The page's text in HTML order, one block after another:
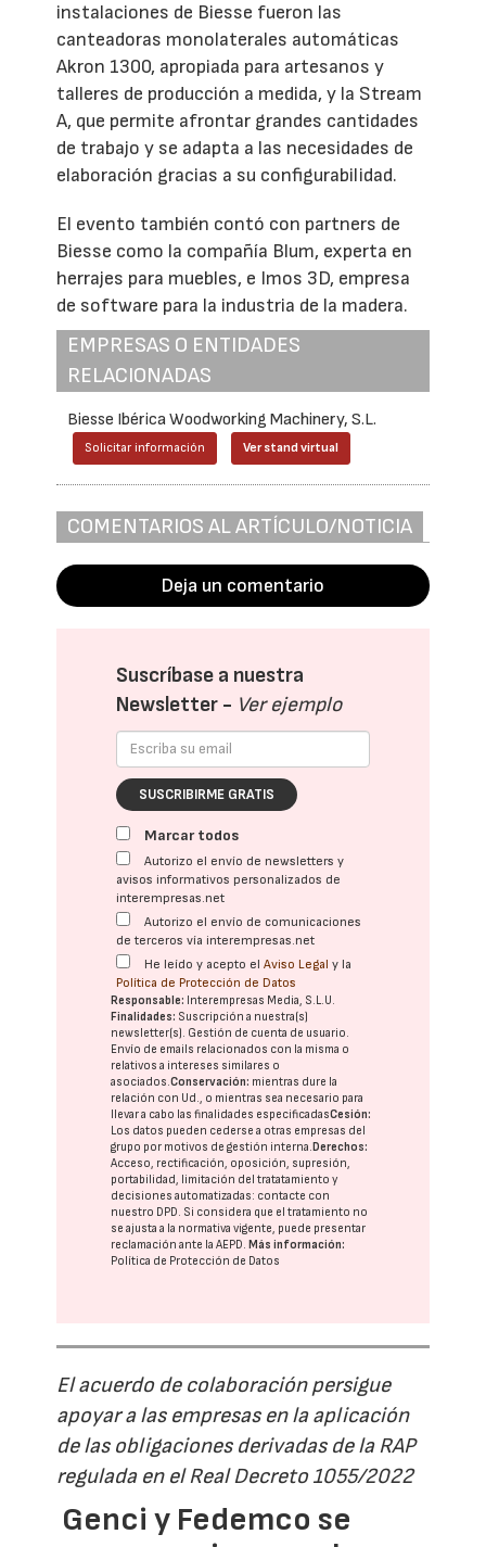
instalaciones de Biesse fueron las
canteadoras monolaterales automáticas
Akron 1300, apropiada para artesanos y
talleres de producción a medida, y la Stream
A, que permite afrontar grandes cantidades
de trabajo y se adapta a las necesidades de
elaboración gracias a su configurabilidad.
El evento también contó con partners de
Biesse como la compañía Blum, experta en
herrajes para muebles, e Imos 3D, empresa
de software para la industria de la madera.
EMPRESAS O ENTIDADES
RELACIONADAS
Biesse Ibérica Woodworking Machinery, S.L.
Solicitar información Ver stand virtual
COMENTARIOS AL ARTÍCULO/NOTICIA
Deja un comentario
Suscríbase a nuestra
Newsletter - Ver ejemplo
SUSCRIBIRME GRATIS
Marcar todos
Autorizo el envío de newsletters y
avisos informativos personalizados de
interempresas.net
Autorizo el envío de comunicaciones
de terceros vía interempresas.net
He leído y acepto elAviso Legal y la
Política de Protección de Datos
Responsable: Interempresas Media, S.L.U.
Finalidades: Suscripción a nuestra(s)
newsletter(s). Gestión de cuenta de usuario.
Envío de emails relacionados con la misma o
relativos a intereses similares o
asociados.Conservación: mientras dure la
relación con Ud., o mientras sea necesario para
llevar a cabo las finalidades especificadasCesión:
Los datos pueden cederse a otras empresas del
grupo por motivos de gestión interna.Derechos:
Acceso, rectificación, oposición, supresión,
portabilidad, limitación del tratatamiento y
decisiones automatizadas: contacte con
nuestro DPD. Si considera que el tratamiento no
se ajusta a la normativa vigente, puede presentar
reclamación ante laAEPD.Más información:
Política de Protección de Datos
El acuerdo de colaboración persigue
apoyar a las empresas en la aplicación
de las obligaciones derivadas de la RAP
regulada en el Real Decreto 1055/2022
Genci y Fedemco se